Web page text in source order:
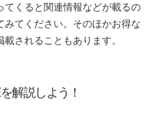
くると関連情報などが載るの
てください。そのほかお得な
されることもあります。
解説しよう！